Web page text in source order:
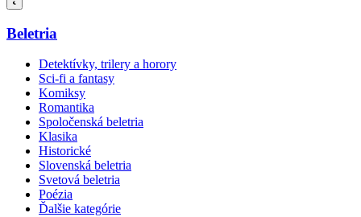
Beletria
Detektívky, trilery a horory
Sci-fi a fantasy
Komiksy
Romantika
Spoločenská beletria
Klasika
Historické
Slovenská beletria
Svetová beletria
Poézia
Ďalšie kategórie